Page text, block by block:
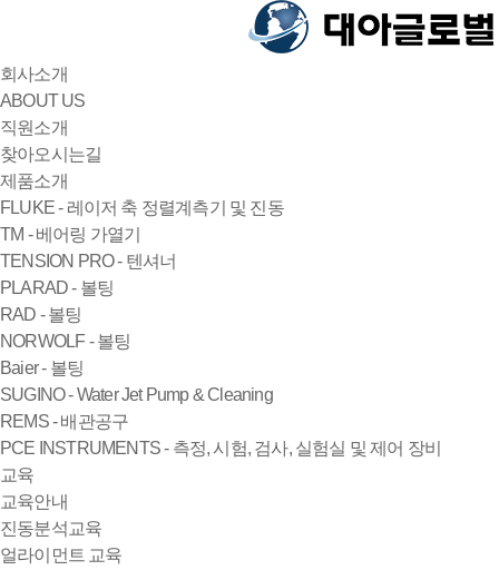
회사소개
ABOUT US
직원소개
찾아오시는길
제품소개
FLUKE - 레이저 축 정렬계측기 및 진동
TM - 베어링 가열기
TENSION PRO - 텐셔너
PLARAD - 볼팅
RAD - 볼팅
NORWOLF - 볼팅
Baier - 볼팅
SUGINO - Water Jet Pump & Cleaning
REMS - 배관공구
PCE INSTRUMENTS - 측정, 시험, 검사, 실험실 및 제어 장비
교육
교육안내
진동분석교육
얼라이먼트 교육